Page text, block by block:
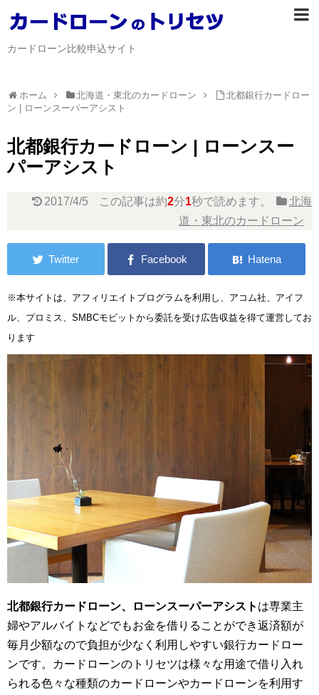
カードローン比較申込サイト
ホーム 北海道・東北のカードローン
北都銀行カードロー
ン | ローンスーパーアシスト
北都銀行カードローン | ローンスー
パーアシスト
2017/4/5 この記事は約2分1秒で読めます。
北海
道・東北のカードローン
※本サイトは、アフィリエイトプログラムを利用し、アコム社、アイフ
ル、プロミス、SMBCモビットから委託を受け広告収益を得て運営してお
ります
北都銀行カードローン、ローンスーパーアシスト は専業主
婦やアルバイトなどでもお金を借りることができ返済額が
毎月少額なので負担が少なく利用しやすい銀行カードロー
ンです。カードローンのトリセツは様々な用途で借り入れ
られる色々な種類のカードローンやカードローンを利用す